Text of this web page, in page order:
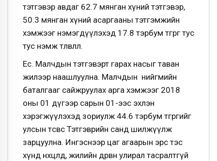
тэтгэвэр авдаг 62.7 мянган хүний тэтгэвэр,
50.3 мянган хүний асаргааны тэтгэмжийн
хэмжээг нэмэгдүүлэхэд 17.8 тэрбум төгрөг тус
тус нэмж төлөвлөлөө.
Ес. Малчдын тэтгэвэрт гарах насыг таван
жилээр наашлуулна. Малчдын нийгмийн
баталгааг сайжруулах арга хэмжээг 2018
оны 01 дүгээр сарын 01-ээс эхлэн
хэрэгжүүлэхэд зориулж 44.6 тэрбум төгрөгийг
улсын төсвөөс Тэтгэврийн санд шилжүүлж
зарцуулна. Ингэснээр цаг агаарын эрс тэс
хүнд нөхцөлд, жилийн дөрвөн улирал тасралтгүй